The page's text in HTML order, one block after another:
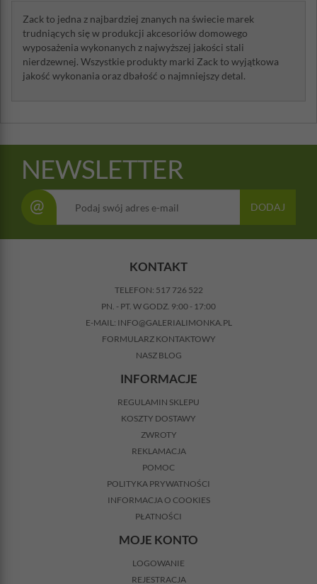
Zack to jedna z najbardziej znanych na świecie marek
trudniących się w produkcji akcesoriów domowego
wyposażenia wykonanych z najwyższej jakości stali
nierdzewnej. Wszystkie produkty marki Zack to wyjątkowa
jakość wykonania oraz dbałość o najmniejszy detal.
NEWSLETTER
@ DODAJ
KONTAKT
TELEFON: 517 726 522
PN. - PT. W GODZ. 9:00 - 17:00
E-MAIL: INFO@GALERIALIMONKA.PL
FORMULARZ KONTAKTOWY
NASZ BLOG
INFORMACJE
REGULAMIN SKLEPU
KOSZTY DOSTAWY
ZWROTY
REKLAMACJA
POMOC
POLITYKA PRYWATNOŚCI
INFORMACJA O COOKIES
PŁATNOŚCI
MOJE KONTO
LOGOWANIE
REJESTRACJA